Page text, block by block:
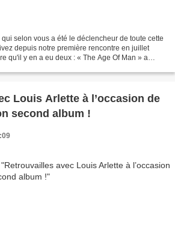
selon vous a été le déclencheur de toute cette
depuis notre première rencontre en juillet
qu'il y en a eu deux : « The Age Of Man » a
Louis Arlette à l’occasion de
second album !